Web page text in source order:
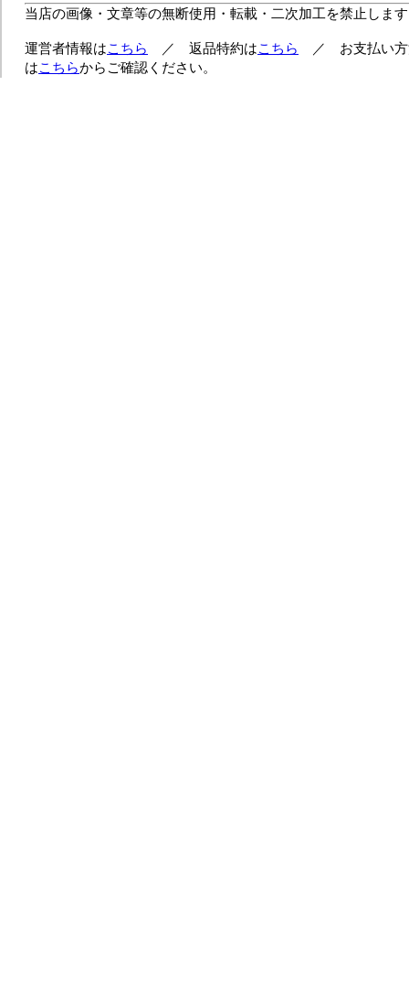
当店の画像・文章等の無断使用・転載・二次加工を禁止しま
運営者情報はこちら ／ 返品特約はこちら
／ お支払い方
はこちらからご確認ください。